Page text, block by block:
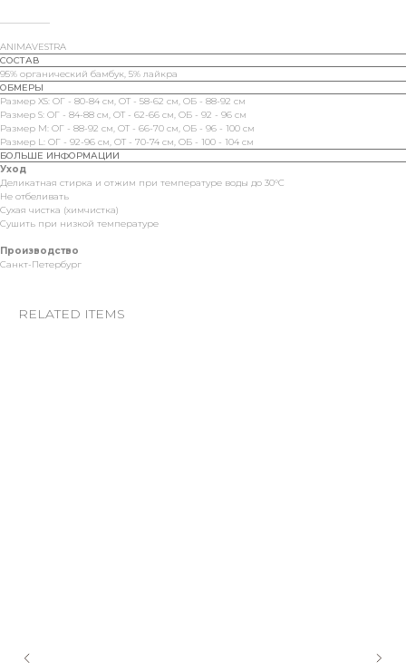
ANIMAVESTRA
СОСТАВ
95% органический бамбук, 5% лайкра
ОБМЕРЫ
Размер XS: ОГ - 80-84 см, ОТ - 58-62 см, ОБ - 88-92 см
Размер S: ОГ - 84-88 см, ОТ - 62-66 см, ОБ - 92 - 96 см
Размер M: ОГ - 88-92 см, ОТ - 66-70 см, ОБ - 96 - 100 см
Размер L: ОГ - 92-96 см, ОТ - 70-74 см, ОБ - 100 - 104 см
БОЛЬШЕ ИНФОРМАЦИИ
Уход
Деликатная стирка и отжим при температуре воды до 30°C
Не отбеливать
Сухая чистка (химчистка)
Сушить при низкой температуре
Производство
Санкт-Петербург
RELATED ITEMS